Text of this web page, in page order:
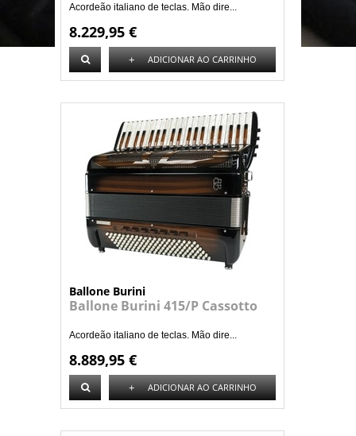
Acordeão italiano de teclas. Mão dire...
8.229,95 €
+ ADICIONAR AO CARRINHO
Ballone Burini
Ballone Burini 415/P Cassotto
Acordeão italiano de teclas. Mão dire...
8.889,95 €
+ ADICIONAR AO CARRINHO